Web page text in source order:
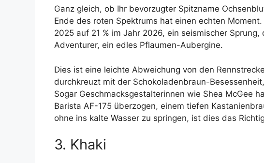
Ganz gleich, ob Ihr bevorzugter Spitzname
Ende des roten Spektrums hat einen echten
2025 auf 21 % im Jahr 2026, ein seismischer
Adventurer, ein edles Pflaumen-Aubergine.
Dies ist eine leichte Abweichung von den
durchkreuzt mit der Schokoladenbraun-
Sogar Geschmacksgestalterinnen wie Shea McGee
Barista AF-175 überzogen, einem tiefen
ohne ins kalte Wasser zu springen, ist dies das
3. Khaki